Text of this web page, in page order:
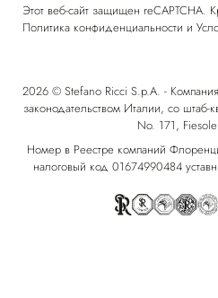
Этот веб-сайт защищен reCAPTCHA.
Политика конфиденциальности и
2026 © Stefano Ricci S.p.A. -
законодательством Италии, со штаб-
No. 171,
Номер в Реестре компаний
налоговый код 01674990484